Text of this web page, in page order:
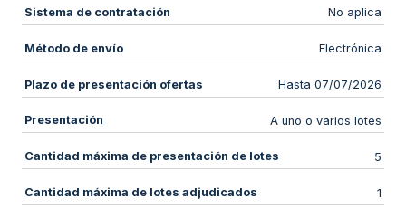
Sistema de contratación No aplica
Método de envío Electrónica
Plazo de presentación ofertas Hasta 07/07/2026
Presentación A uno o varios lotes
Cantidad máxima de presentación de lotes 5
Cantidad máxima de lotes adjudicados 1